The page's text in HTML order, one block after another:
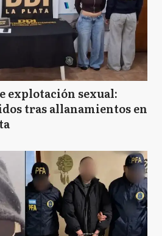
explotación sexual:
tras allanamientos en